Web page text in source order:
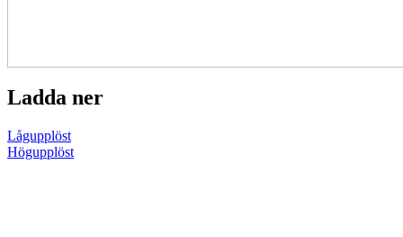
Ladda ner
Lågupplöst
Högupplöst